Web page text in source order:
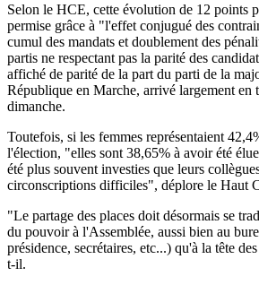
Selon le HCE, cette évolution de 12 points
permise grâce à "l'effet conjugué des
cumul des mandats et doublement des
partis ne respectant pas la parité des
affiché de parité de la part du parti de la
République en Marche, arrivé largement en
dimanche.
Toutefois, si les femmes représentaient
l'élection, "elles sont 38,65% à avoir été
été plus souvent investies que leurs
circonscriptions difficiles", déplore le Haut
"Le partage des places doit désormais se
du pouvoir à l'Assemblée, aussi bien au
présidence, secrétaires, etc...) qu'à la tête
t-il.